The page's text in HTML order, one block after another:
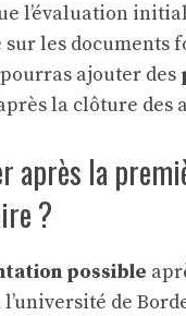
l’évaluation
sur les documents
ajouter des
la clôture des
après la
?
possible
l’université de